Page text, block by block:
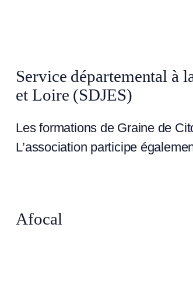
Service départemental à
et Loire (SDJES)
Les formations de Graine de
L’association participe
Afocal